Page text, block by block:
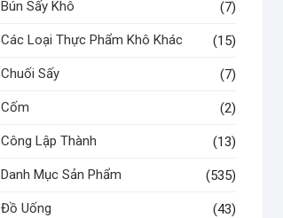
Bún Sấy Khô (7)
Các Loại Thực Phẩm Khô Khác (15)
Chuối Sấy (7)
Cốm (2)
Công Lập Thành (13)
Danh Mục Sản Phẩm (535)
Đồ Uống (43)